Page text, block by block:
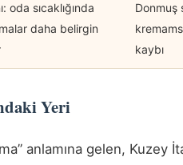
oda sıcaklığında
daha belirgin
Donmuş
kaybı
Yeri
anlamına gelen, Kuzey